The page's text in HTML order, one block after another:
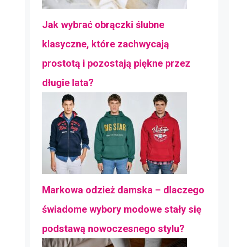
Jak wybrać obrączki ślubne
klasyczne, które zachwycają
prostotą i pozostają piękne przez
długie lata?
Markowa odzież damska – dlaczego
świadome wybory modowe stały się
podstawą nowoczesnego stylu?